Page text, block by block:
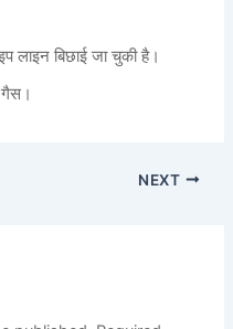
लाइन बिछाई जा चुकी है।
गैस।
NEXT